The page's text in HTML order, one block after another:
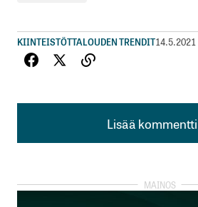
KIINTEISTÖTTALOUDEN TRENDIT14.5.2021
Lisää kommentti
Lisää kommentti